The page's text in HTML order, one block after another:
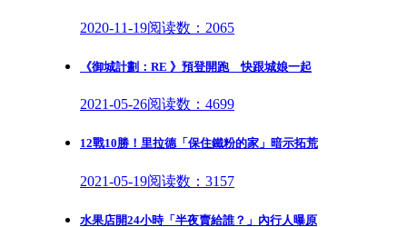
2020-11-19阅读数：2065
《御城計劃：RE 》預登開跑 快跟城娘一起
2021-05-26阅读数：4699
12戰10勝！里拉德「保住鐵粉的家」暗示拓荒
2021-05-19阅读数：3157
水果店開24小時「半夜賣給誰？」內行人曝原